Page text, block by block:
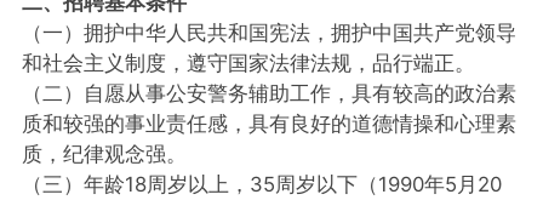
（一）拥护中华人民共和国宪法，拥护中国共产党领导
和社会主义制度，遵守国家法律法规，品行端正。
（二）自愿从事公安警务辅助工作，具有较高的政治素
质和较强的事业责任感，具有良好的道德情操和心理素
质，纪律观念强。
（三）年龄18周岁以上，35周岁以下（1990年5月20